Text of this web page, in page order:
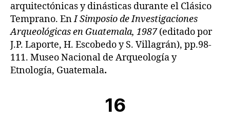
arquitectónicas y dinásticas durante el Clásico
Temprano. EnI Simposio de Investigaciones
Arqueológicas en Guatemala, 1987(editado por
J.P. Laporte, H. Escobedo y S. Villagrán), pp.98-
111. Museo Nacional de Arqueología y
Etnología, Guatemala.
16